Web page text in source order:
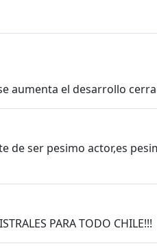
aumenta el desarrollo
de ser pesimo actor,es
PARA TODO CHILE!!!